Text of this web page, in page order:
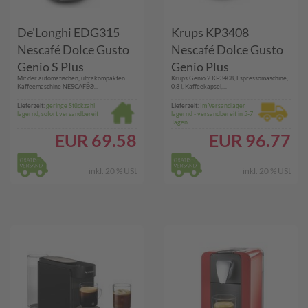
De'Longhi EDG315
Nescafé Dolce Gusto
Genio S Plus
Mit der automatischen, ultrakompakten
Kaffeemaschine NESCAFÉ®...
Lieferzeit:geringe Stückzahl
lagernd, sofort versandbereit
EUR 69.58
inkl. 20 % USt
Krups KP3408
Nescafé Dolce Gusto
Genio Plus
Krups Genio 2 KP3408, Espressomaschine,
0,8 l, Kaffeekapsel,...
Lieferzeit: Im Versandlager
lagernd - versandbereit in 5-7
Tagen
EUR 96.77
inkl. 20 % USt